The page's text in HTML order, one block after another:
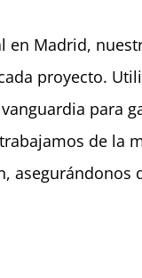
en Madrid,
proyecto.
para
de la
asegurándonos